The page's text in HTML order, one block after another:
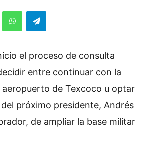
el proceso de consulta
entre continuar con la
de Texcoco u optar
próximo presidente, Andrés
de ampliar la base militar